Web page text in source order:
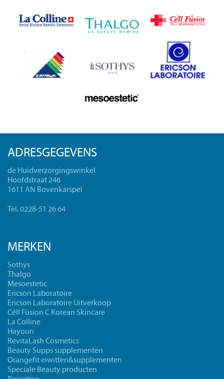
ADRESGEGEVENS
de Huidverzorgingswinkel
Hoofdstraat 246
1611 AN Bovenkarspel
Tel. 0228-51 26 64
MERKEN
Sothys
Thalgo
Mesoestetic
Ericson Laboratoire
Ericson Laboratoire Uitverkoop
Céll Fùsion C Korean Skincare
La Colline
Hayoun
RevitaLash Cosmetics
Beauty Supps supplementen
Orangefit eiwitten&supplementen
Speciale Beauty producten